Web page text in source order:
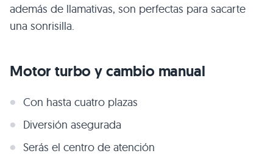
además de llamativas, son perfectas para sacarte
una sonrisilla.
Motor turbo y cambio manual
Con hasta cuatro plazas
Diversión asegurada
Serás el centro de atención